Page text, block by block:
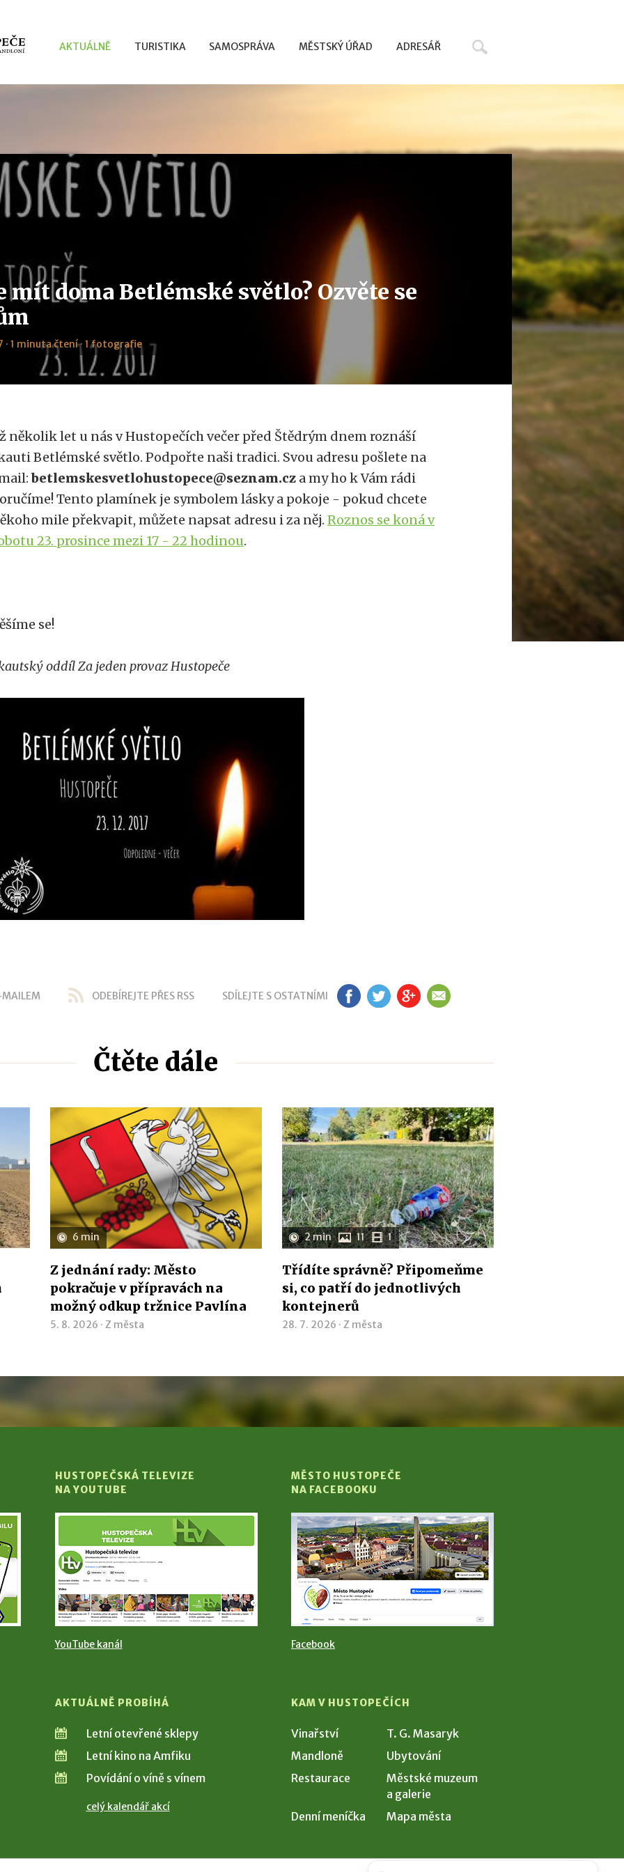
AKTUÁLNĚ TURISTIKA SAMOSPRÁVA MĚSTSKÝ ÚŘAD ADRESÁŘ
mít doma Betlémské světlo? Ozvěte se
· 1 minuta čtení · 1 fotografie
několik let u nás v Hustopečích večer před Štědrým dnem roznáší
Betlémské světlo. Podpořte naši tradici. Svou adresu pošlete na
betlemskesvetlohustopece@seznam.cz a my ho k Vám rádi
Tento plamínek je symbolem lásky a pokoje - pokud chcete
mile překvapit, můžete napsat adresu i za něj.Roznos se koná v
23. prosince mezi 17 - 22 hodinou.
se!
oddíl Za jeden provaz Hustopeče
ODEBÍREJTE PŘES RSS SDÍLEJTE S OSTATNÍMI FB TW GP EM
Čtěte dále
6 min
Z jednání rady: Město
pokračuje v přípravách na
možný odkup tržnice Pavlína
5. 8. 2026 ·Z města
2 min 11 1
Třídíte správně? Připomeňme
si, co patří do jednotlivých
kontejnerů
28. 7. 2026 ·Z města
HUSTOPEČSKÁ TELEVIZE
NA YOUTUBE
YouTube kanál
MĚSTO HUSTOPEČE
NA FACEBOOKU
Facebook
AKTUÁLNĚ PROBÍHÁ
Letní otevřené sklepy
Letní kino na Amfiku
Povídání o víně s vínem
celý kalendář akcí
KAM V HUSTOPEČÍCH
Vinařství
T. G. Masaryk
Mandloně
Ubytování
Restaurace
Městské muzeum
a galerie
Denní meníčka
Mapa města